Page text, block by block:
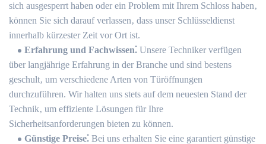
sich ausgesperrt haben oder ein Problem mit Ihrem Schloss haben‚
können Sie sich darauf verlassen‚ dass unser Schlüsseldienst
innerhalb kürzester Zeit vor Ort ist.​
Erfahrung und Fachwissen⁚ Unsere Techniker verfügen
über langjährige Erfahrung in der Branche und sind bestens
geschult‚ um verschiedene Arten von Türöffnungen
durchzuführen.​ Wir halten uns stets auf dem neuesten Stand der
Technik‚ um effiziente Lösungen für Ihre
Sicherheitsanforderungen bieten zu können.​
Günstige Preise⁚ Bei uns erhalten Sie eine garantiert günstige